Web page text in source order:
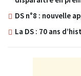
DS n°8 : nouvelle
La DS : 70 ans